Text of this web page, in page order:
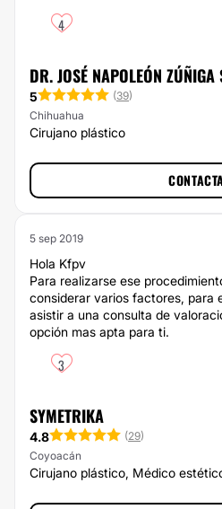
4
DR. JOSÉ NAPOLEÓN ZÚÑIGA
5 (39)
Chihuahua
Cirujano plástico
5 sep 2019
Hola Kfpv
Para realizarse ese
considerar varios factores, para
asistir a una consulta de
opción mas apta para ti.
3
SYMETRIKA
4.8 (29)
Coyoacán
Cirujano plástico, Médico